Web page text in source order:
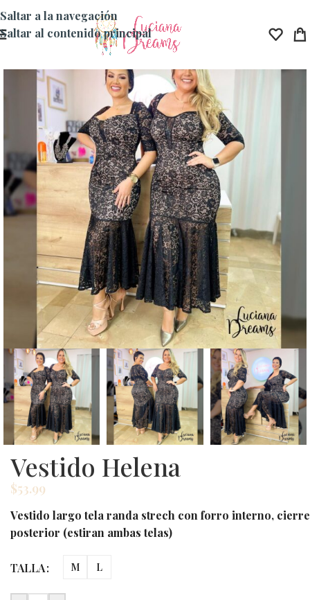
Saltar a la navegación
Saltar al contenido principal
Vestido Helena
$53.99
Vestido largo tela randa strech con forro interno, cierre
posterior (estiran ambas telas)
TALLA M L